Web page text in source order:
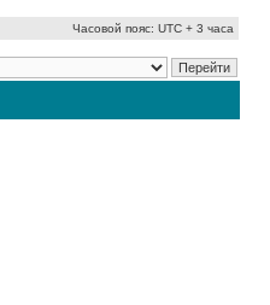
Часовой пояс: UTC + 3 часа